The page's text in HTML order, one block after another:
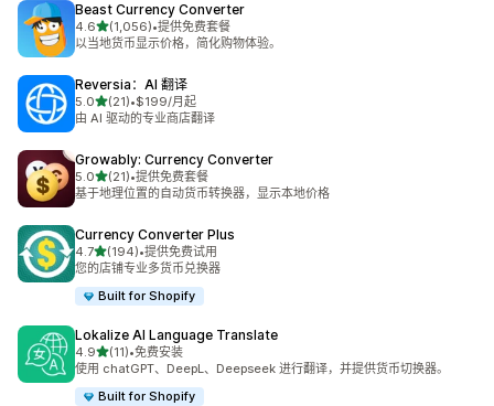
Beast Currency Converter
4.6星（满分 5 星）
(1,056)
总共 1056 条评论
•提供免费套餐
以当地货币显示价格，简化购物体验。
Reversia：AI 翻译
5.0星（满分 5 星）
(21)
总共 21 条评论
•$199/月起
由 AI 驱动的专业商店翻译
Growably: Currency Converter
5.0星（满分 5 星）
(21)
总共 21 条评论
•提供免费套餐
基于地理位置的自动货币转换器，显示本地价格
Currency Converter Plus
4.7星（满分 5 星）
(194)
总共 194 条评论
•提供免费试用
您的店铺专业多货币兑换器
Built for Shopify
Lokalize AI Language Translate
4.9星（满分 5 星）
(11)
总共 11 条评论
•免费安装
使用 chatGPT、DeepL、Deepseek 进行翻译，并提供货币切换器。
Built for Shopify